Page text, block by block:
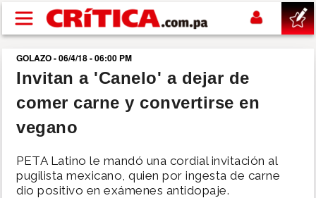
Pasar al contenido principal
buscar
SUCESOS
POLÍTICA
GOLAZO - 06/4/18 - 06:00 PM
Invitan a 'Canelo' a dejar de
comer carne y convertirse en
vegano
PETA Latino le mandó una cordial invitación al
pugilista mexicano, quien por ingesta de carne
dio positivo en exámenes antidopaje.